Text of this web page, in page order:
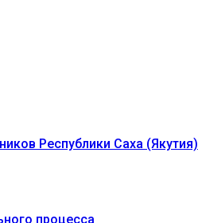
Республики Саха (Якутия)
процесса